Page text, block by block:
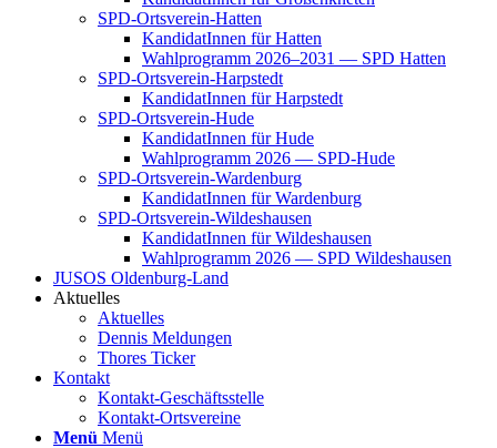
SPD-Orts­­ver­­ein-Hat­­ten
Kan­di­da­tIn­nen für Hat­ten
Wahl­pro­gramm 2026–2031 — SPD Hat­ten
SPD-Orts­­ver­­ein-Har­p­s­tedt
Kan­di­da­tIn­nen für Harp­s­tedt
SPD-Orts­­ver­­ein-Hude
Kan­di­da­tIn­nen für Hude
Wahl­pro­gramm 2026 — SPD-Hude
SPD-Orts­­ver­­ein-War­­den­­burg
Kan­di­da­tIn­nen für War­den­burg
SPD-Orts­­ver­­ein-Wil­­des­hau­­sen
Kan­di­da­tIn­nen für Wil­des­hau­sen
Wahl­pro­gramm 2026 — SPD Wil­des­hau­sen
JUSOS Olden­­burg-Land
Aktu­el­les
Aktu­el­les
Den­nis Mel­dun­gen
Tho­res Ticker
Kon­takt
Kon­­­takt-Geschäfts­­s­tel­­le
Kon­­­takt-Orts­­ver­­ei­­ne
Menü Menü